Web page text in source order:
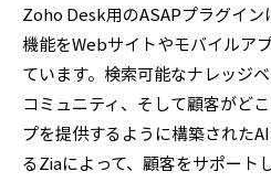
Zoho Desk用のASAPプラグイ
機能をWebサイトやモバイルア
ています。検索可能なナレッジ
コミュニティ、そして顧客がど
プを提供するように構築された
るZiaによって、顧客をサポート